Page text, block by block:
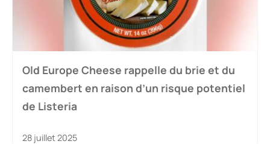
Old Europe Cheese rappelle du brie et du
camembert en raison d’un risque potentiel
de Listeria
28 juillet 2025